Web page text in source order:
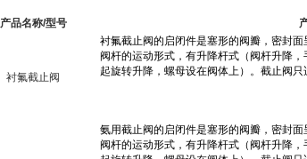
产品名称/型号
衬氟截止阀